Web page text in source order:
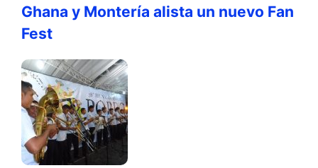
Ghana y Montería alista un nuevo Fan
Fest